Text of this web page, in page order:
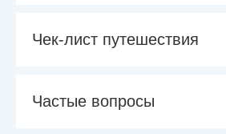
Чек-лист путешествия
Частые вопросы